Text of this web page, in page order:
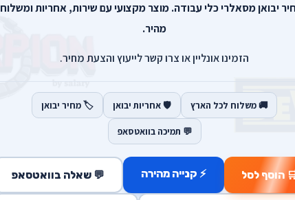
יבואן מסאלרי כלי עבודה. מוצר מקצועי עם שירות, אחריות ומשלוח
מהיר.
הזמינו אונליין או צרו קשר לייעוץ והצעת מחיר.
🚚 משלוח לכל הארץ 🛡️ אחריות יבואן 🏷️ מחיר יבואן
💬 תמיכה בוואטסאפ
הוסף לסל ⚡ קנייה מהירה 💬 שאלה בוואטסאפ